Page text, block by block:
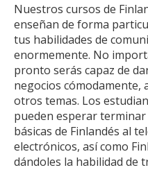
Nuestros cursos de
enseñan de forma
tus habilidades de
enormemente. No
pronto serás capaz de
negocios cómodamente,
otros temas. Los
pueden esperar
básicas de Finlandés al
electrónicos, así como
dándoles la habilidad de